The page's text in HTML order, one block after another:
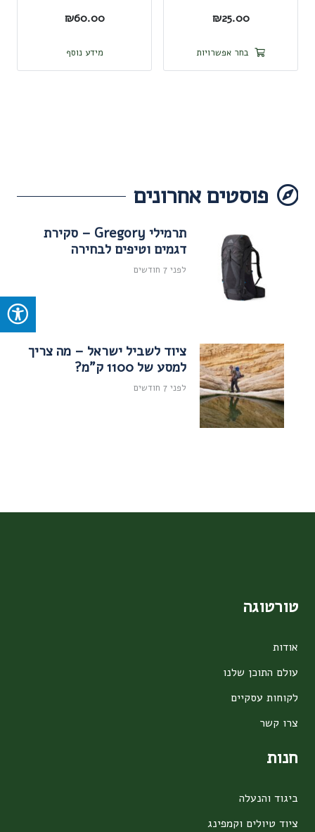
₪25.00
בחר אפשרויות
זה
האפשרויות
בעמוד
המוצר
₪60.00
מידע נוסף
פוסטים אחרונים
תרמילי Gregory – סקירת
דגמים וטיפים לבחירה
לפני 7 חודשים
ציוד לשביל ישראל – מה צריך
למסע של 1100 ק"מ?
לפני 7 חודשים
טורטוגה
אודות
עולם התוכן שלנו
לקוחות עסקיים
צרו קשר
חנות
ביגוד והנעלה
ציוד טיולים וקמפינג